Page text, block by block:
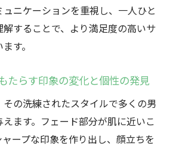
ードの施術を受ける際のポイン
ロンが提供する最新のスキンフ
ードで極めるスタイリッシュな
ル
の多様性高崎市での個性を引き
ニケーションを重視し、一人ひと
解することで、より満足度の高いサ
す。
たらす印象の変化と個性の発見
の洗練されたスタイルで多くの男
ます。フェード部分が肌に近いこ
ープな印象を作り出し、顔立ちを